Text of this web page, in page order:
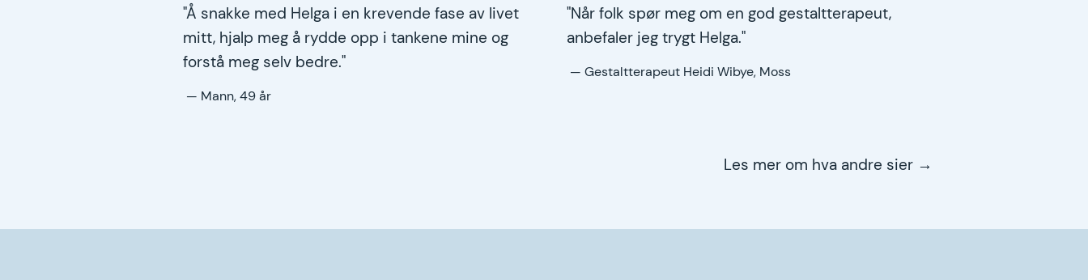
"Å snakke med Helga i en krevende fase av livet
mitt, hjalp meg å rydde opp i tankene mine og
forstå meg selv bedre."
— Mann, 49 år
"Når folk spør meg om en god gestaltterapeut,
anbefaler jeg trygt Helga."
— Gestaltterapeut Heidi Wibye, Moss
Les mer om hva andre sier →